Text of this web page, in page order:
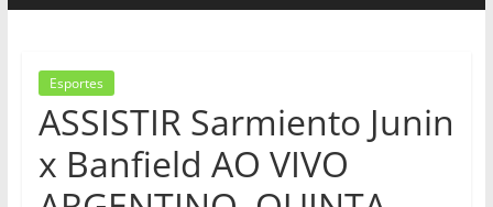
Esportes
ASSISTIR Sarmiento Junin
x Banfield AO VIVO